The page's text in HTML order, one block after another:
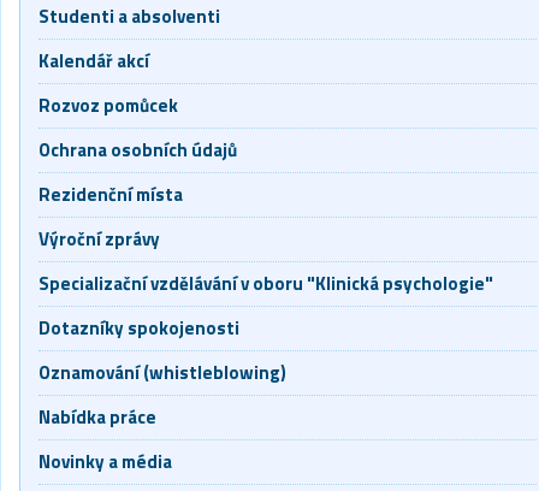
Studenti a absolventi
Kalendář akcí
Rozvoz pomůcek
Ochrana osobních údajů
Rezidenční místa
Výroční zprávy
Specializační vzdělávání v oboru "Klinická psychologie"
Dotazníky spokojenosti
Oznamování (whistleblowing)
Nabídka práce
Novinky a média